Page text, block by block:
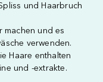
und Haarbruch
machen und es
verwenden.
Haare enthalten
und -extrakte.